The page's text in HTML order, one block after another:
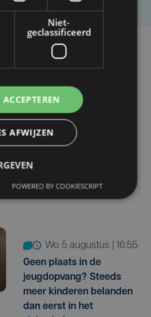
do 6 augustus | 16:44
Veurne moet zo'n twee
miljoen euro aan
terugbetalen
wo 5 augustus | 16:55
Geen plaats in de
jeugdopvang? Steeds
meer kinderen belanden
dan eerst in het
Niet-
geclassificeerd
AFWIJZEN
POWERED BY COOKIESCRIPT